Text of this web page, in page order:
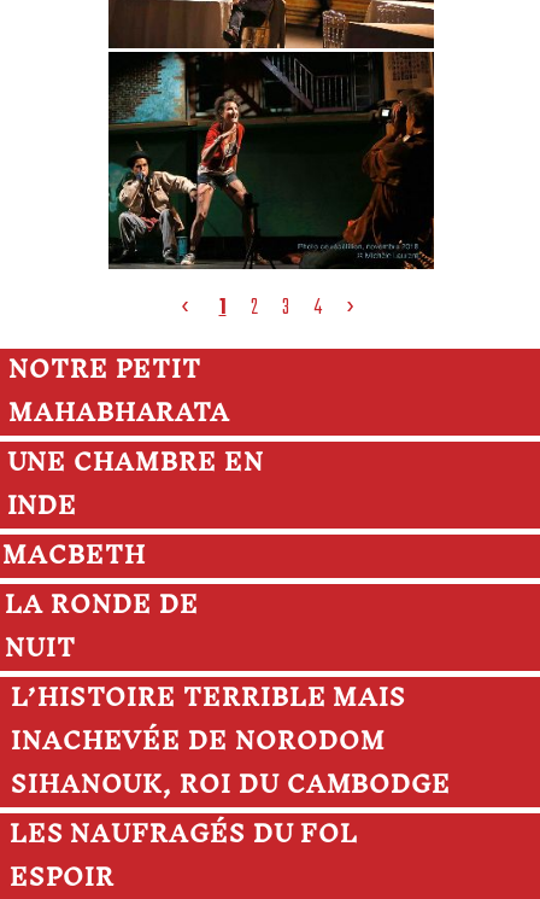
‹ 1 2 3 4 ›
NOTRE PETIT
MAHABHARATA
UNE CHAMBRE EN
INDE
MACBETH
LA RONDE DE
NUIT
L’HISTOIRE TERRIBLE MAIS
INACHEVÉE DE NORODOM
SIHANOUK, ROI DU CAMBODGE
LES NAUFRAGÉS DU FOL
ESPOIR